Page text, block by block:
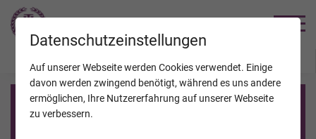
Registrierung auf TrauerHilfe.it
Datenschutzeinstellungen
Auf unserer Webseite werden Cookies verwendet. Einige
davon werden zwingend benötigt, während es uns andere
ermöglichen, Ihre Nutzererfahrung auf unserer Webseite
zu verbessern.
JAHRESTAGE KALENDER VERSTORBENE